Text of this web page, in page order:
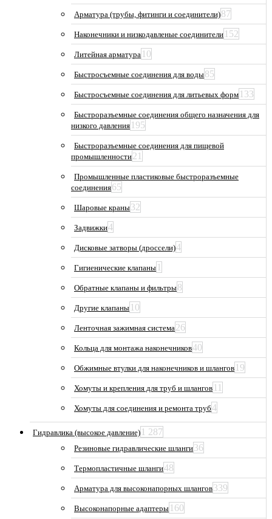
Арматура (трубы, фитинги и соединители)87
Наконечники и низкодавленые соединители 152
Литейная арматура 10
Быстросъемные соединения для воды85
Быстросъемные соединения для литьевых форм 133
Быстроразъемные соединения общего назначения для
низкого давления 195
Быстроразъемные соединения для пищевой
промышленности21
Промышленные пластиковые быстроразъемные
соединения65
Шаровые краны32
Задвижки4
Дисковые затворы (дроссели)4
Гигиенические клапаны 1
Обратные клапаны и фильтры8
Другие клапаны 10
Ленточная зажимная система26
Кольца для монтажа наконечников40
Обжимные втулки для наконечников и шлангов 19
Хомуты и крепления для труб и шлангов 11
Хомуты для соединения и ремонта труб4
Гидравлика (высокое давление) 1 287
Резиновые гидравлические шланги36
Термопластичные шланги48
Арматура для высоконапорных шлангов339
Высоконапорные адаптеры 160